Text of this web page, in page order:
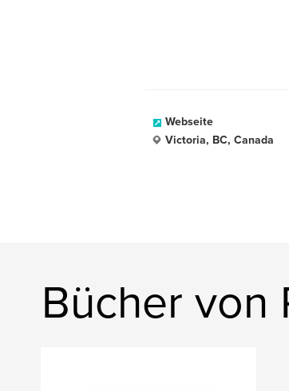
Webseite
Victoria, BC, Canada
Bücher von